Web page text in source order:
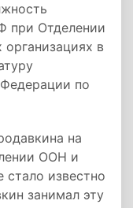
при Отделении
в
по
на
ООН и
стало известно
занимал эту